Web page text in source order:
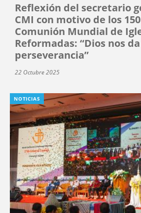
Reflexión del secretario
CMI con motivo de los
Comunión Mundial de
Reformadas: “Dios nos
perseverancia”
22 Octubre 2025
NOTICIAS